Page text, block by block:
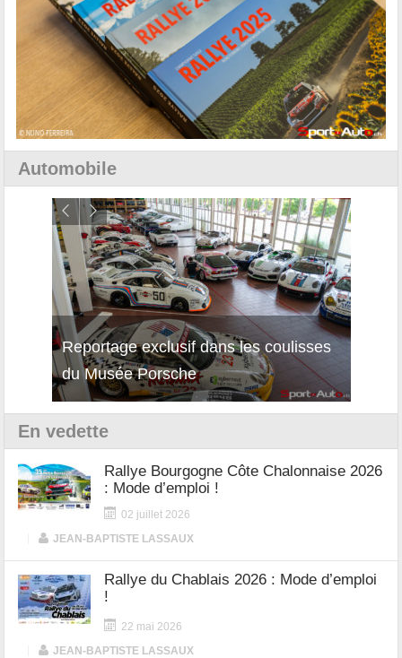
Automobile
Reportage exclusif dans les coulisses
du Musée Porsche
En vedette
Rallye Bourgogne Côte Chalonnaise 2026
: Mode d’emploi !
02 juillet 2026
JEAN-BAPTISTE LASSAUX
Rallye du Chablais 2026 : Mode d’emploi
!
22 mai 2026
JEAN-BAPTISTE LASSAUX